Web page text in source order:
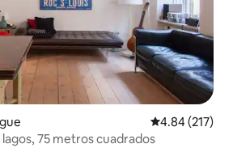
Calificación
4.84 (217)
75 metros cuadrados